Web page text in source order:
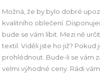
Možná, že by bylo dobré
kvalitního oblečení.
bude se vám líbit. Mezi ně
textil . Viděli jste ho již?
prohlédnout. Bude-li se vám
velmi výhodné ceny. Rádi